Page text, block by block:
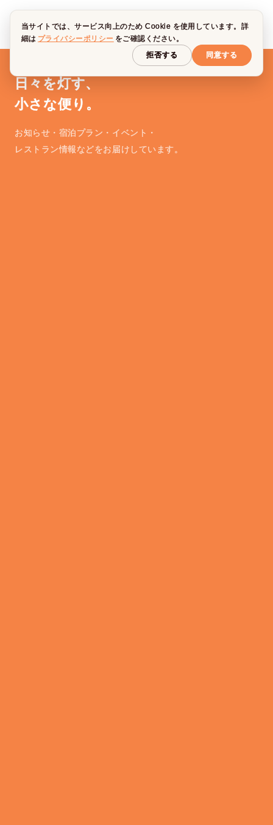
日々を灯す、
小さな便り。
お知らせ・宿泊プラン・イベント・
レストラン情報などをお届けしています。
当サイトでは、サービス向上のため Cookie を使用しています。詳
細は プライバシーポリシー をご確認ください。
拒否する
同意する